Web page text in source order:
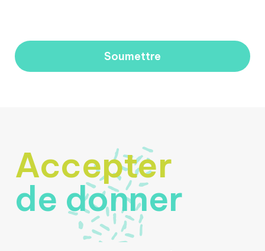
Accepter
de donner